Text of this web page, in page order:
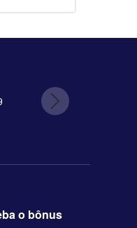
o bônus